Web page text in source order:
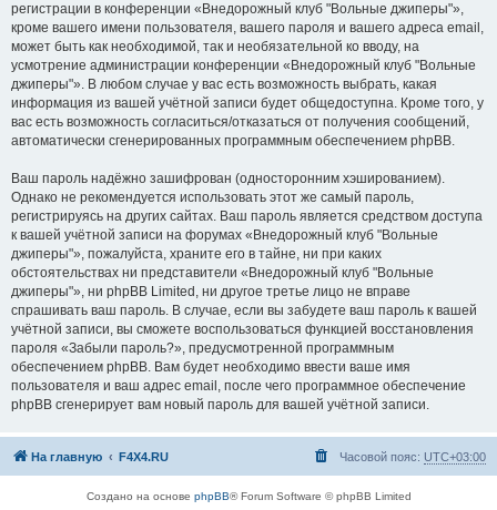
регистрации в конференции «Внедорожный клуб "Вольные джиперы"»,
кроме вашего имени пользователя, вашего пароля и вашего адреса email,
может быть как необходимой, так и необязательной ко вводу, на
усмотрение администрации конференции «Внедорожный клуб "Вольные
джиперы"». В любом случае у вас есть возможность выбрать, какая
информация из вашей учётной записи будет общедоступна. Кроме того, у
вас есть возможность согласиться/отказаться от получения сообщений,
автоматически сгенерированных программным обеспечением phpBB.
Ваш пароль надёжно зашифрован (односторонним хэшированием).
Однако не рекомендуется использовать этот же самый пароль,
регистрируясь на других сайтах. Ваш пароль является средством доступа
к вашей учётной записи на форумах «Внедорожный клуб "Вольные
джиперы"», пожалуйста, храните его в тайне, ни при каких
обстоятельствах ни представители «Внедорожный клуб "Вольные
джиперы"», ни phpBB Limited, ни другое третье лицо не вправе
спрашивать ваш пароль. В случае, если вы забудете ваш пароль к вашей
учётной записи, вы сможете воспользоваться функцией восстановления
пароля «Забыли пароль?», предусмотренной программным
обеспечением phpBB. Вам будет необходимо ввести ваше имя
пользователя и ваш адрес email, после чего программное обеспечение
phpBB сгенерирует вам новый пароль для вашей учётной записи.
На главную F4X4.RU Часовой пояс: UTC+03:00
Создано на основе phpBB® Forum Software © phpBB Limited